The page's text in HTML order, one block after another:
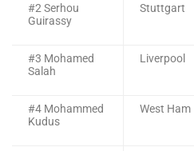
#2 Serhou
Guirassy
Stuttgart
#3 Mohamed
Salah
Liverpool
#4 Mohammed
Kudus
West Ham